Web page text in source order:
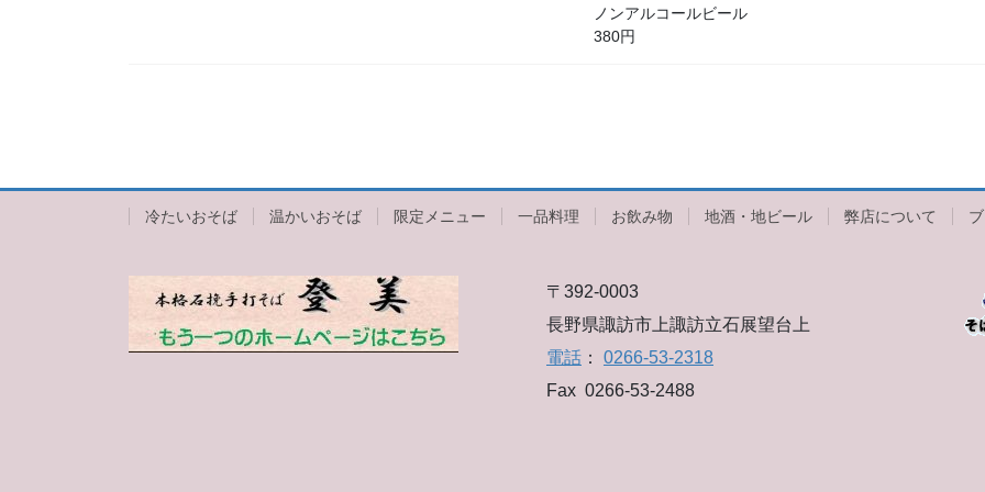
ノンアルコールビール
380円
冷たいおそば 温かいおそば 限定メニュー 一品料理 お飲み物 地酒・地ビール 弊店について
〒392-0003
長野県諏訪市上諏訪立石展望台上
電話： 0266-53-2318
Fax 0266-53-2488